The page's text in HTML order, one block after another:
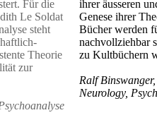
Für die
Le Soldat
steht
Theorie
zur
ihrer äusseren
Genese ihrer
Bücher werden
nachvollziehbar
zu Kultbüchern
Ralf
Neurology,